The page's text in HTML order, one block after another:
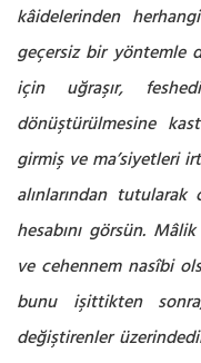
kâidelerinden
geçersiz bir yöntemle
için uğraşır,
dönüştürülmesine
girmiş ve ma’siyetleri
alınlarından tutularak
hesabını görsün.
ve cehennem nasîbi
bunu işittikten
değiştirenler